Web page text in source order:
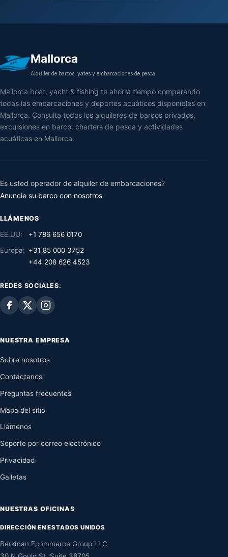
Mallorca
Alquiler de barcos, yates y embarcaciones de pesca
Mallorca boat, yacht & fishing te ahorra tiempo comparando
todas las embarcaciones y deportes acuáticos disponibles en
Mallorca. Consulta todos los alquileres de barcos privados,
excursiones en barco, charters de pesca y actividades
acuáticas en Mallorca.
Es usted operador de alquiler de embarcaciones?
Anuncie su barco con nosotros
LLÁMENOS
EE.UU:
+1 786 656 0170
Europa: +31 85 000 3752
+44 208 626 4523
REDES SOCIALES:
NUESTRA EMPRESA
Sobre nosotros
Contáctanos
Preguntas frecuentes
Mapa del sitio
Llámenos
Soporte por correo electrónico
Privacidad
Galletas
NUESTRAS OFICINAS
DIRECCIÓN EN ESTADOS UNIDOS
Berkman Ecommerce Group LLC